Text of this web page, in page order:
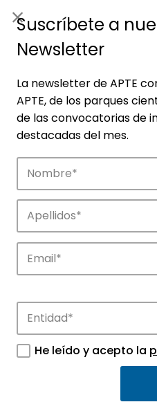
Empresas
Descubre las
innovación en los
OPENZIP SL
INDUSTRIAL
Industria
Suscríbete a
Newsletter
La newsletter de APTE
APTE, de los parques
de las convocatorias de
destacadas del mes.
He leído y acepto la